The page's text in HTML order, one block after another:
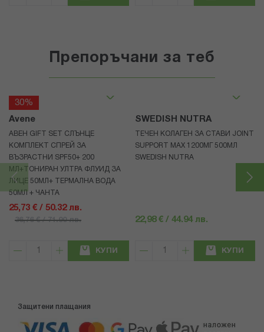
Препоръчани за теб
30%
Avene
АВЕН GIFT SET СЛЪНЦЕ
КОМПЛЕКТ СПРЕЙ ЗА
ВЪЗРАСТНИ SPF50+ 200
МЛ+ТОНИРАН УЛТРА ФЛУИД ЗА
ЛИЦЕ 50МЛ+ ТЕРМАЛНА ВОДА
50МЛ + ЧАНТА
25,73 € / 50.32 лв.
36,76 € / 71.90 лв.
КУПИ
SWEDISH NUTRA
ТЕЧЕН КОЛАГЕН ЗА СТАВИ JOINT
SUPPORT MAX 1200МГ 500МЛ
SWEDISH NUTRA
22,98 € / 44.94 лв.
КУПИ
Защитени плащания